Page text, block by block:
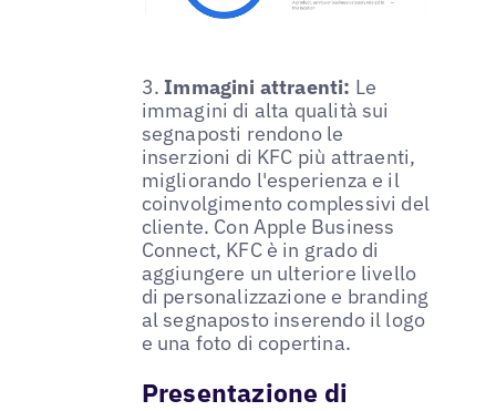
3. Immagini attraenti: Le
immagini di alta qualità sui
segnaposti rendono le
inserzioni di KFC più attraenti,
migliorando l'esperienza e il
coinvolgimento complessivi del
cliente. Con Apple Business
Connect, KFC è in grado di
aggiungere un ulteriore livello
di personalizzazione e branding
al segnaposto inserendo il logo
e una foto di copertina.
Presentazione di